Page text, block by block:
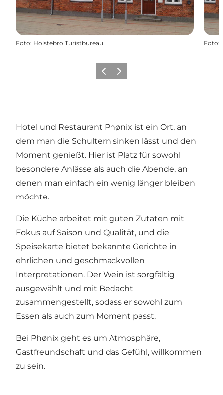
Foto: Holstebro Turistbureau Foto:
ZurückWeiter
Hotel und Restaurant Phønix ist ein Ort, an
dem man die Schultern sinken lässt und den
Moment genießt. Hier ist Platz für sowohl
besondere Anlässe als auch die Abende, an
denen man einfach ein wenig länger bleiben
möchte.
Die Küche arbeitet mit guten Zutaten mit
Fokus auf Saison und Qualität, und die
Speisekarte bietet bekannte Gerichte in
ehrlichen und geschmackvollen
Interpretationen. Der Wein ist sorgfältig
ausgewählt und mit Bedacht
zusammengestellt, sodass er sowohl zum
Essen als auch zum Moment passt.
Bei Phønix geht es um Atmosphäre,
Gastfreundschaft und das Gefühl, willkommen
zu sein.